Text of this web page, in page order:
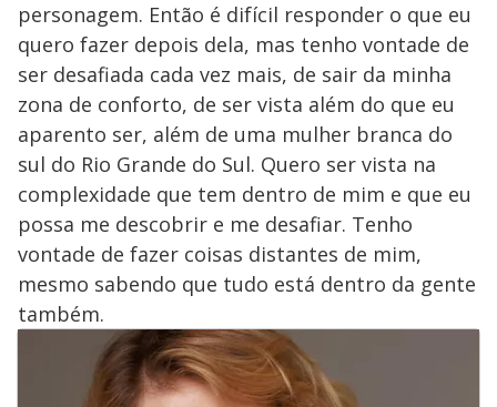
personagem. Então é difícil responder o que eu
quero fazer depois dela, mas tenho vontade de
ser desafiada cada vez mais, de sair da minha
zona de conforto, de ser vista além do que eu
aparento ser, além de uma mulher branca do
sul do Rio Grande do Sul. Quero ser vista na
complexidade que tem dentro de mim e que eu
possa me descobrir e me desafiar. Tenho
vontade de fazer coisas distantes de mim,
mesmo sabendo que tudo está dentro da gente
também.